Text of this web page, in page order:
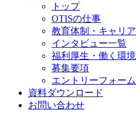
トップ
OTISの仕事
教育体制・キャリア
インタビュー一覧
福利厚生・働く環境
募集要項
エントリーフォーム
資料ダウンロード
お問い合わせ